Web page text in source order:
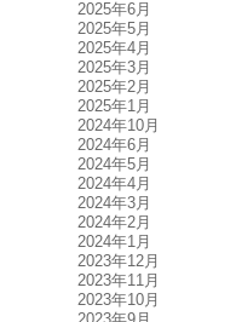
2025年6月
2025年5月
2025年4月
2025年3月
2025年2月
2025年1月
2024年10月
2024年6月
2024年5月
2024年4月
2024年3月
2024年2月
2024年1月
2023年12月
2023年11月
2023年10月